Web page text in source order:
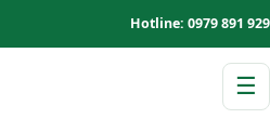
Hotline: 0979 891 929
☰